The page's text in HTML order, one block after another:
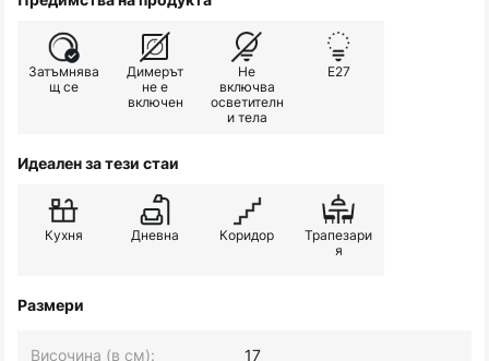
Затъмнява
щ се
Димерът
не е
включен
Не
включва
осветителн
и тела
E27
Идеален за тези стаи
Кухня Дневна Коридор
Трапезари
я
Размери
Височина (в см):
17